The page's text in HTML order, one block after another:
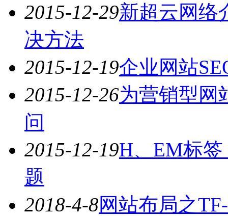
2015-12-29新超云网络
决方法
2015-12-19企业网站
2015-12-26为营销型网
问
2015-12-19H、EM标
题
2018-4-8网站布局之